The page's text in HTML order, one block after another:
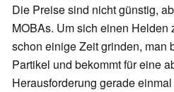
Die Preise sind nicht günstig,
MOBAs. Um sich einen Helden
schon einige Zeit grinden, man
Partikel und bekommt für eine
Herausforderung gerade